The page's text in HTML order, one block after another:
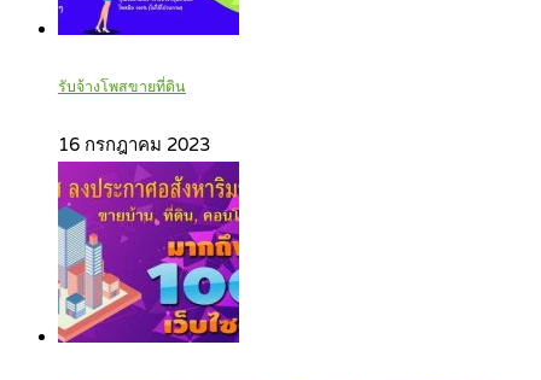
รับจ้างโพสขายที่ดิน
16 กรกฎาคม 2023